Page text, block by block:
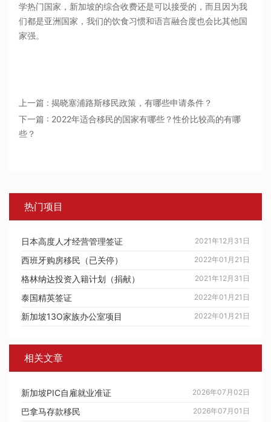
学热门国家，新加坡的综合收费还是可以接受的，而且因为我
们都是亚洲国家，我们的饮食习惯和语言融合度也会比其他国
家强。
上一篇 : 揭晓塞浦路斯移民政策，有哪些申请条件？
下一篇 : 2022年适合移民的国家有哪些？性价比较高的有哪
些？
热门项目
2021年12月31日
日本高度人才经营管理签证
2022年01月21日
西班牙购房移民（已关停）
2021年12月31日
格林纳达投资入籍计划（捐献）
2022年01月21日
泰国精英签证
2022年01月21日
新加坡13O家族办公室项目
相关文章
2026年07月02日
新加坡PIC自雇就业准证
2026年07月01日
巴拿马存款移民